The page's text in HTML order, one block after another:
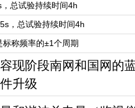
总试验持续时间4h
，总试验持续时间4h
称频率的±1个周期
现阶段南网和国网的
升级